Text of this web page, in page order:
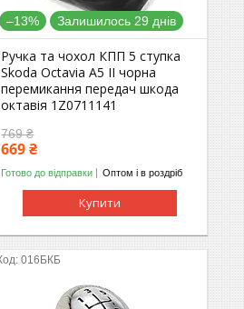
–13% Залишилось 29 днів
Ручка та чохол КПП 5 ступка
Skoda Octavia А5 II чорна
перемикання передач шкода
октавія 1Z0711141
769 ₴
669 ₴
Готово до відправки Оптом і в роздріб
Купити
016БКБ